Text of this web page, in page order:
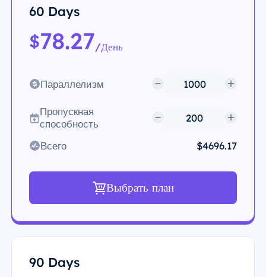
60 Days
$78.27/День
Параллелизм
Пропускная
способность
Всего
$4696.17
Выбрать план
90 Days